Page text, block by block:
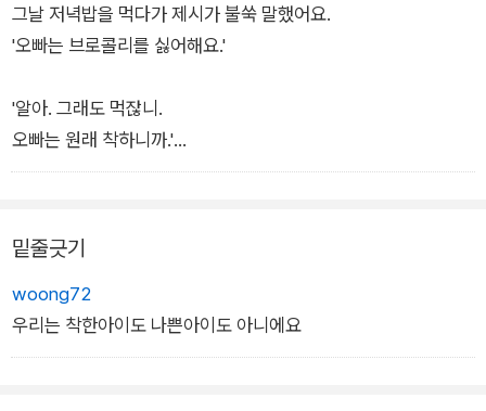
이가 되어 봤자 좋을 일이 하나도 없다는 생각이 든 것이다. 유진
은 더 이상 착한 아이로 살지 않기로 한다. 주변 사람의 기대에 부
나답게 사는 것이 중요하다는 사실을 어린이들에게 전하는 책이
다. 아울러 양육자들에게는 손이 덜 간다는 이유로 미처 헤아리지
못했던 ‘착한 아이들’의 마음에 한 번 더 주의를 기울이게 한다.
그날 저녁밥을 먹다가 제시가 불쑥 말했어요.
'오빠는 브로콜리를 싫어해요.'
'알아. 그래도 먹잖니.
오빠는 원래 착하니까.'
엄마가 대꾸했어요.
'넌 착한 아이가 아니라서 안 먹고.'
아빠도 거들었어요.
밑줄긋기
woong72
우리는 착한아이도 나쁜아이도 아니에요